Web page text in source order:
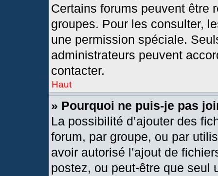
Certains forums peuvent être
groupes. Pour les consulter,
une permission spéciale.
administrateurs peuvent
contacter.
Haut
» Pourquoi ne puis-je pas
La possibilité d’ajouter des
forum, par groupe, ou par
avoir autorisé l’ajout de
postez, ou peut-être que seul